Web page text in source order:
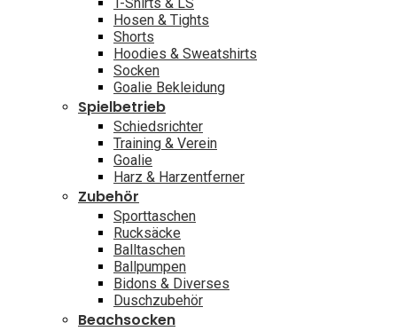
Hosen & Tights
Shorts
Hoodies & Sweatshirts
Socken
Goalie Bekleidung
Spielbetrieb
Schiedsrichter
Training & Verein
Goalie
Harz & Harzentferner
Zubehör
Sporttaschen
Rucksäcke
Balltaschen
Ballpumpen
Bidons & Diverses
Duschzubehör
Beachsocken